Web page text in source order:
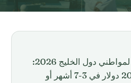
أفضل جواز سفر ثانٍ لمواطني دول الخليج 2026:
الكاريبي من 200,000 دولار في 3-7 أشهر أو